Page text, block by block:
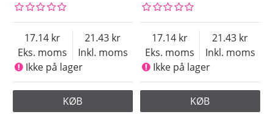
Eks. moms
17.14
Inkl. moms
21.43
Ikke på lager
KØB
Eks. moms
17.14
Inkl. moms
21.43
Ikke på lager
KØB